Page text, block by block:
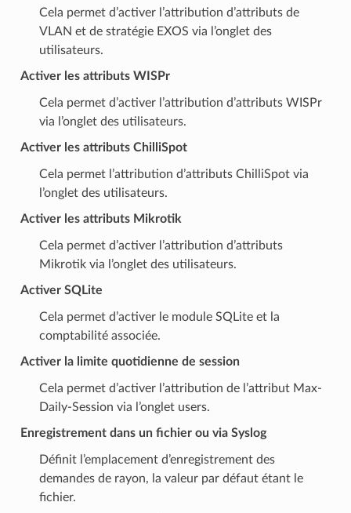
Cela permet d’activer l’attribution d’attributs de
VLAN et de stratégie EXOS via l’onglet des
utilisateurs.
Activer les attributs WISPr
Cela permet d’activer l’attribution d’attributs WISPr
via l’onglet des utilisateurs.
Activer les attributs ChilliSpot
Cela permet l’attribution d’attributs ChilliSpot via
l’onglet des utilisateurs.
Activer les attributs Mikrotik
Cela permet d’activer l’attribution d’attributs
Mikrotik via l’onglet des utilisateurs.
Activer SQLite
Cela permet d’activer le module SQLite et la
comptabilité associée.
Activer la limite quotidienne de session
Cela permet d’activer l’attribution de l’attribut Max-
Daily-Session via l’onglet users.
Enregistrement dans un fichier ou via Syslog
Définit l’emplacement d’enregistrement des
demandes de rayon, la valeur par défaut étant le
fichier.